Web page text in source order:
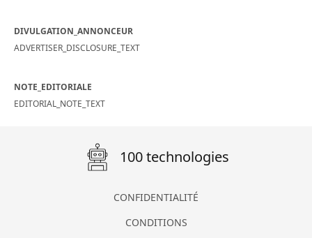
DIVULGATION_ANNONCEUR
ADVERTISER_DISCLOSURE_TEXT
NOTE_EDITORIALE
EDITORIAL_NOTE_TEXT
100 technologies
CONFIDENTIALITÉ
CONDITIONS